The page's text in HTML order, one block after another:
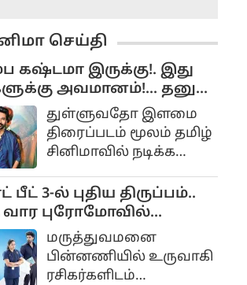
செய்தி
கஷ்டமா இருக்கு!. இது
அவமானம்!... தனுஷ்
துள்ளுவதோ இளமை
திரைப்படம் மூலம் தமிழ்
சினிமாவில் நடிக்க
பீட் 3-ல் புதிய திருப்பம்..
புரோமோவில்
காயத்ரி!
மருத்துவமனை
பின்னணியில் உருவாகி
ரசிகர்களிடம்